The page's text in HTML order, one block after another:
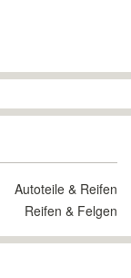
Autoteile & Reifen
Reifen & Felgen